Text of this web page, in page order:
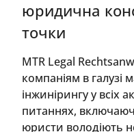
юридична
точки
MTR Legal
компаніям в галузі
інжинірингу у всіх
питаннях,
юристи володіють